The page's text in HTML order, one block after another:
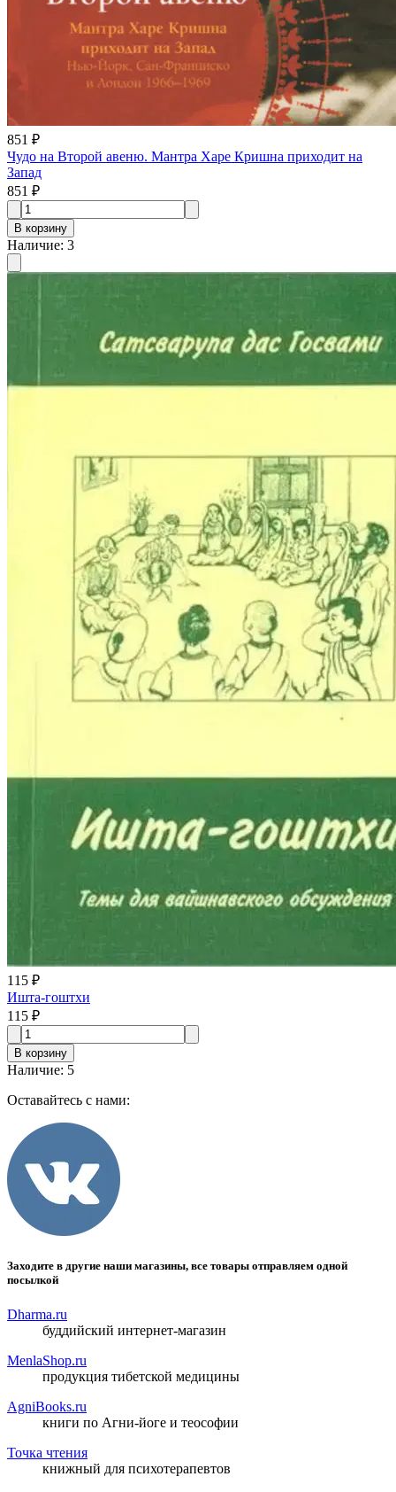
851 ₽
Чудо на Второй авеню. Мантра Харе Кришна приходит на
Запад
851 ₽
В корзину
Наличие: 3
115 ₽
Ишта-гоштхи
115 ₽
В корзину
Наличие: 5
Оставайтесь с нами:
Заходите в другие наши магазины, все товары отправляем одной
посылкой
Dharma.ru
буддийский интернет-магазин
MenlaShop.ru
продукция тибетской медицины
AgniBooks.ru
книги по Агни-йоге и теософии
Точка чтения
книжный для психотерапевтов